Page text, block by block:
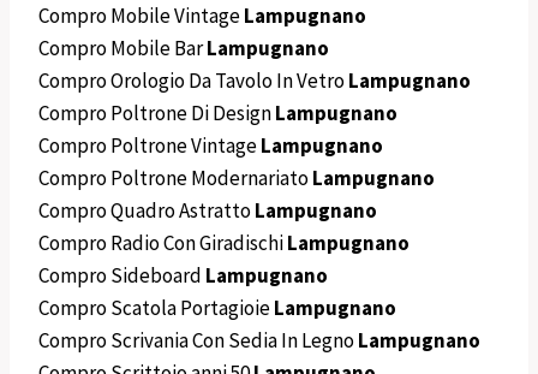
Compro Mobile VintageLampugnano
Compro Mobile BarLampugnano
Compro Orologio Da Tavolo In VetroLampugnano
Compro Poltrone Di DesignLampugnano
Compro Poltrone VintageLampugnano
Compro Poltrone ModernariatoLampugnano
Compro Quadro AstrattoLampugnano
Compro Radio Con GiradischiLampugnano
Compro Sideboard Lampugnano
Compro Scatola PortagioieLampugnano
Compro Scrivania Con Sedia In LegnoLampugnano